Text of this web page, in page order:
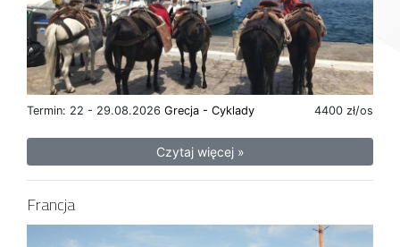
Termin: 22 - 29.08.2026 4400 zł/os
Grecja - Cyklady
Czytaj więcej »
Francja